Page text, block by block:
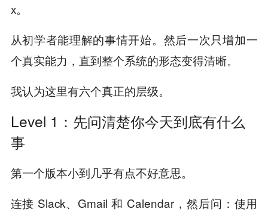
x。
从初学者能理解的事情开始。然后一次只增加一
个真实能力，直到整个系统的形态变得清晰。
我认为这里有六个真正的层级。
Level 1：先问清楚你今天到底有什么
事
第一个版本小到几乎有点不好意思。
连接 Slack、Gmail 和 Calendar，然后问：使用